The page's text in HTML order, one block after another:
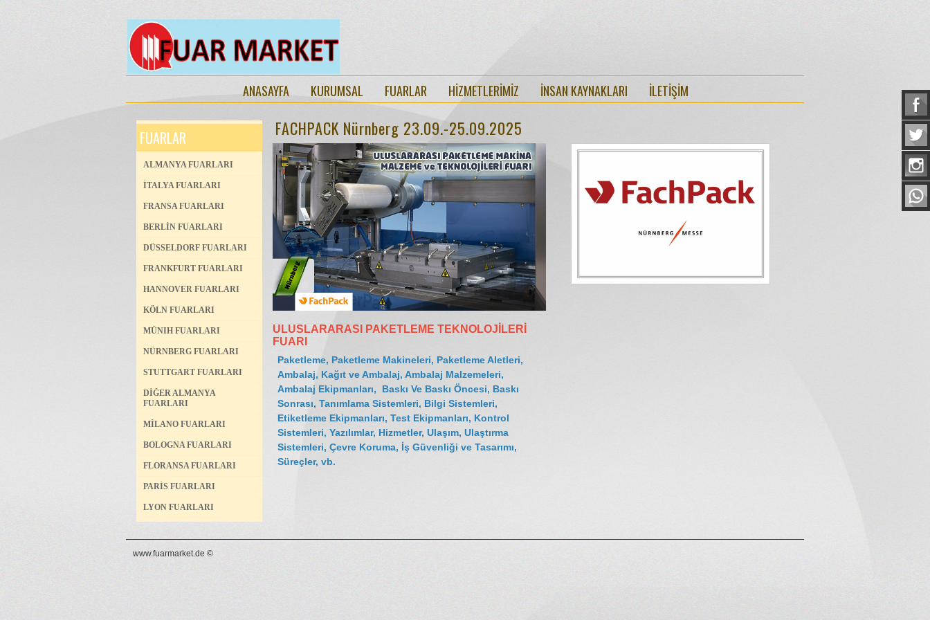
ANASAYFA KURUMSAL FUARLAR HİZMETLERİMİZ İNSAN KAYNAKLARI İLETİŞİM
FUARLAR
ALMANYA FUARLARI
İTALYA FUARLARI
FRANSA FUARLARI
BERLİN FUARLARI
DÜSSELDORF FUARLARI
FRANKFURT FUARLARI
HANNOVER FUARLARI
KÖLN FUARLARI
MÜNIH FUARLARI
NÜRNBERG FUARLARI
STUTTGART FUARLARI
DİĞER ALMANYA
FUARLARI
MİLANO FUARLARI
BOLOGNA FUARLARI
FLORANSA FUARLARI
PARİS FUARLARI
LYON FUARLARI
FACHPACK Nürnberg 23.09.-25.09.2025
ULUSLARARASI PAKETLEME TEKNOLOJİLERİ
FUARI
Paketleme, Paketleme Makineleri, Paketleme Aletleri,
Ambalaj, Kağıt ve Ambalaj, Ambalaj Malzemeleri,
Ambalaj Ekipmanları, Baskı Ve Baskı Öncesi, Baskı
Sonrası, Tanımlama Sistemleri, Bilgi Sistemleri,
Etiketleme Ekipmanları, Test Ekipmanları, Kontrol
Sistemleri, Yazılımlar, Hizmetler, Ulaşım, Ulaştırma
Sistemleri, Çevre Koruma, İş Güvenliği ve Tasarımı,
Süreçler, vb.
www.fuarmarket.de ©